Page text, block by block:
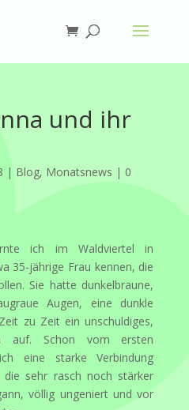
und ihr
| Blog, Monatsnews | 0
ich im Waldviertel in
35-jährige Frau kennen, die
Sie hatte dunkelbraune,
Augen, eine dunkle
zu Zeit ein unschuldiges,
auf. Schon vom ersten
eine starke Verbindung
sehr rasch noch stärker
völlig ungeniert und vor